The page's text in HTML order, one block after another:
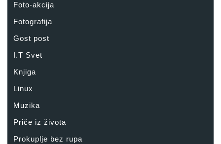
Foto-akcija
Fotografija
Gost post
I.T Svet
Knjiga
Linux
Muzika
Priče iz života
Prokuplje bez rupa